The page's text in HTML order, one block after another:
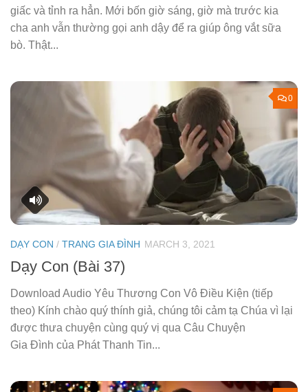
giấc và tỉnh ra hẳn. Mới bốn giờ sáng, giờ mà trước kia
cha anh vẫn thường gọi anh dậy để ra giúp ông vắt sữa
bò. Thật...
0
DẠY CON / TRANG GIA ĐÌNH MARCH 3, 2021
Dạy Con (Bài 37)
Download Audio Yêu Thương Con Vô Điều Kiện (tiếp
theo) Kính chào quý thính giả, chúng tôi cảm tạ Chúa vì lại
được thưa chuyện cùng quý vị qua Câu Chuyện
Gia Đình của Phát Thanh Tin...